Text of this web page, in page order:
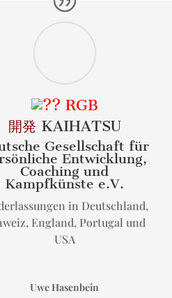
開発 KAIHATSU
Gesellschaft für
Entwicklung,
Coaching und
Kampfkünste e.V.
in Deutschland,
England, Portugal und
USA
Uwe Hasenbein